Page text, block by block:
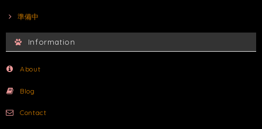
準備中
Information
About
Blog
Contact